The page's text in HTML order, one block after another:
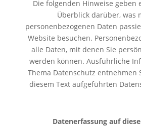
Die folgenden Hinweise geben
Überblick darüber, was
personenbezogenen Daten
Website besuchen.
alle Daten, mit denen Sie
werden können. Ausführliche
Thema Datenschutz entnehmen
diesem Text aufgeführten
Datenerfassung auf